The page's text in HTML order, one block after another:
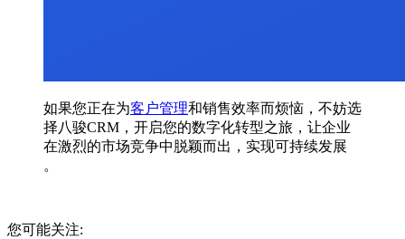
如果您正在为客户管理和销售效率而烦恼，不妨选
择八骏CRM，开启您的数字化转型之旅，让企业
在激烈的市场竞争中脱颖而出，实现可持续发展
。
您可能关注: